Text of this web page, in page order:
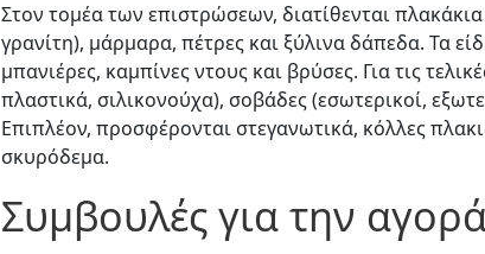
Στον τομέα των επιστρώσεων, διατίθενται
γρανίτη), μάρμαρα, πέτρες και ξύλινα δάπεδα. Τα
μπανιέρες, καμπίνες ντους και βρύσες. Για τις
πλαστικά, σιλικονούχα), σοβάδες (εσωτερικοί,
Επιπλέον, προσφέρονται στεγανωτικά, κόλλες
σκυρόδεμα.
Συμβουλές για την